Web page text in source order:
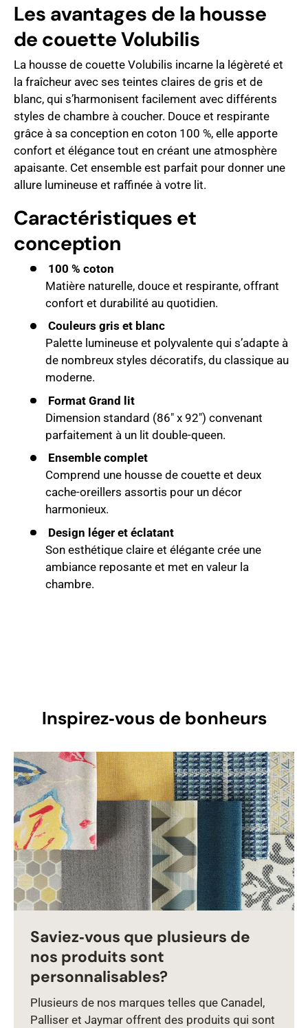
Les avantages de la housse
de couette Volubilis
La housse de couette Volubilis incarne la légèreté et
la fraîcheur avec ses teintes claires de gris et de
blanc, qui s’harmonisent facilement avec différents
styles de chambre à coucher. Douce et respirante
grâce à sa conception en coton 100 %, elle apporte
confort et élégance tout en créant une atmosphère
apaisante. Cet ensemble est parfait pour donner une
allure lumineuse et raffinée à votre lit.
Caractéristiques et
conception
100 % coton
Matière naturelle, douce et respirante, offrant
confort et durabilité au quotidien.
Couleurs gris et blanc
Palette lumineuse et polyvalente qui s’adapte à
de nombreux styles décoratifs, du classique au
moderne.
Format Grand lit
Dimension standard (86" x 92") convenant
parfaitement à un lit double-queen.
Ensemble complet
Comprend une housse de couette et deux
cache-oreillers assortis pour un décor
harmonieux.
Design léger et éclatant
Son esthétique claire et élégante crée une
ambiance reposante et met en valeur la
chambre.
Inspirez‑vous de bonheurs
Saviez‑vous que plusieurs de
nos produits sont
personnalisables?
Plusieurs de nos marques telles que Canadel,
Palliser et Jaymar offrent des produits qui sont